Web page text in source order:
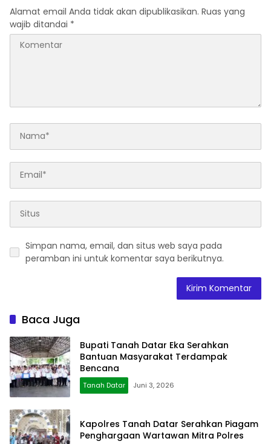
Alamat email Anda tidak akan dipublikasikan. Ruas yang
wajib ditandai *
Simpan nama, email, dan situs web saya pada
peramban ini untuk komentar saya berikutnya.
Baca Juga
Bupati Tanah Datar Eka Serahkan
Bantuan Masyarakat Terdampak
Bencana
Tanah Datar Juni 3, 2026
Kapolres Tanah Datar Serahkan Piagam
Penghargaan Wartawan Mitra Polres